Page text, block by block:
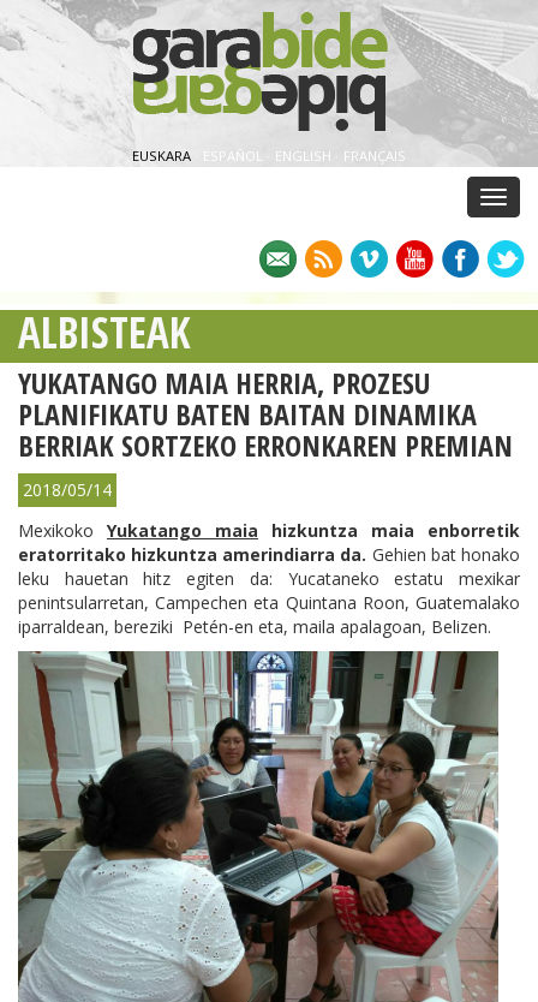
EUSKARA ESPAÑOL · ENGLISH · FRANÇAIS
ALBISTEAK
YUKATANGO MAIA HERRIA, PROZESU
PLANIFIKATU BATEN BAITAN DINAMIKA
BERRIAK SORTZEKO ERRONKAREN PREMIAN
2018/05/14
Mexikoko
Yukatango maia hizkuntza maia enborretik
eratorritako hizkuntza amerindiarra da. Gehien bat honako
leku hauetan hitz egiten da: Yucataneko estatu mexikar
penintsularretan, Campechen eta Quintana Roon, Guatemalako
iparraldean, bereziki Petén-en eta, maila apalagoan, Belizen.